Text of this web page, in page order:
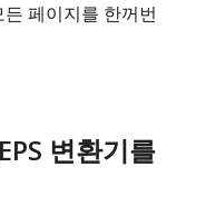
페이지를 한꺼번
변환기를